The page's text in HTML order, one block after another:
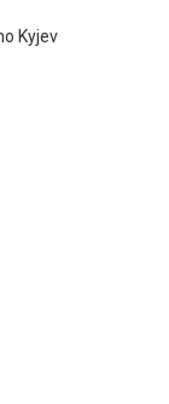
Kyjev